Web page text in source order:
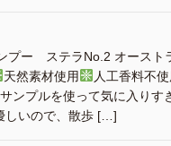
プー ステラNo.2 オースト
天然素材使用
人工香料不
ンプルを使って気に入りす
しいので、散歩 […]